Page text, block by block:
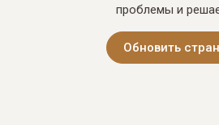
проблемы и
Обновить